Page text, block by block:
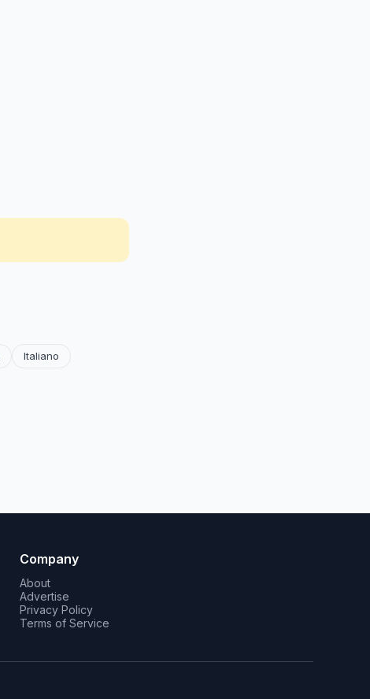
Italiano
Company
About
Advertise
Privacy Policy
Terms of Service